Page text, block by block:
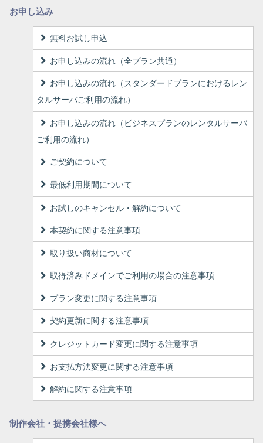
お申し込み
無料お試し申込
お申し込みの流れ（全プラン共通）
お申し込みの流れ（スタンダードプランにおけるレン
タルサーバご利用の流れ）
お申し込みの流れ（ビジネスプランのレンタルサーバ
ご利用の流れ）
ご契約について
最低利用期間について
お試しのキャンセル・解約について
本契約に関する注意事項
取り扱い商材について
取得済みドメインでご利用の場合の注意事項
プラン変更に関する注意事項
契約更新に関する注意事項
クレジットカード変更に関する注意事項
お支払方法変更に関する注意事項
解約に関する注意事項
制作会社・提携会社様へ